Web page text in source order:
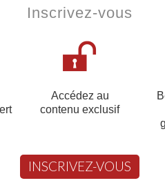
12 rue Notre-Dame
02 40 82 07 01
Académie de Nantes
Inscrivez-vous
Accédez au
contenu exclusif
INSCRIVEZ-VOUS